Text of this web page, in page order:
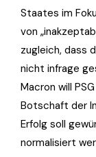
Staates im
von
zugleich, dass
nicht infrage
Macron will
Botschaft der
Erfolg soll
normalisiert